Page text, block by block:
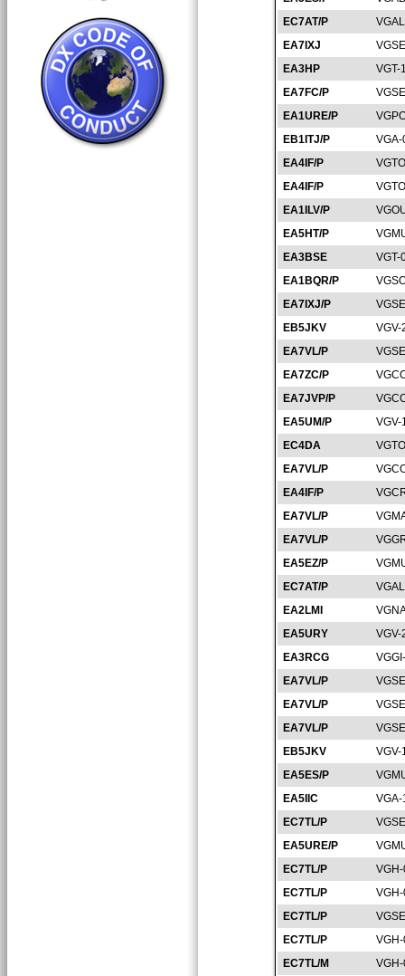
EC7AT/P
EA7IXJ
EA3HP
VGT-
EA7FC/P
EA1URE/P
EB1ITJ/P
EA4IF/P
EA4IF/P
EA1ILV/P
EA5HT/P
EA3BSE
VGT-
EA1BQR/P
EA7IXJ/P
EB5JKV
VGV-
EA7VL/P
EA7ZC/P
EA7JVP/P
EA5UM/P
VGV-
EC4DA
EA7VL/P
EA4IF/P
EA7VL/P
EA7VL/P
EA5EZ/P
EC7AT/P
EA2LMI
EA5URY
VGV-
EA3RCG
EA7VL/P
EA7VL/P
EA7VL/P
EB5JKV
VGV-
EA5ES/P
EA5IIC
EC7TL/P
EA5URE/P
EC7TL/P
EC7TL/P
EC7TL/P
EC7TL/P
EC7TL/M